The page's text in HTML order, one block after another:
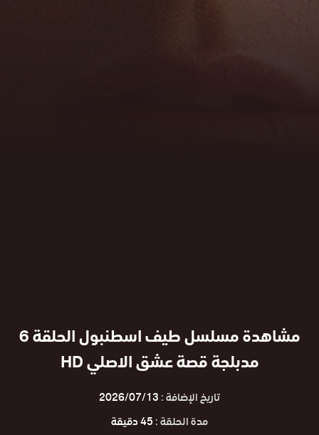
مشاهدة مسلسل طيف اسطنبول الحلقة 6
مدبلجة قصة عشق الاصلي HD
تاريخ الإضافة :2026/07/13
مدة الحلقة :45 دقيقة